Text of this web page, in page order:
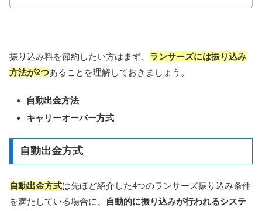
振り込み料を節約したい方はまず、 ランサーズには振り込み
方法が2つあることを理解しておきましょう。
自動出金方法
キャリーオーバー方式
自動出金方式
自動出金方式は先ほど紹介した4つのランサーズ振り込み条件
を満たしている場合に、
自動的に振り込みが行われるシステ